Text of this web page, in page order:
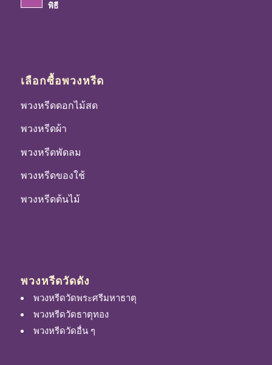
พิธี
เลือกซื้อพวงหรีด
พวงหรีดดอกไม้สด
พวงหรีดผ้า
พวงหรีดพัดลม
พวงหรีดของใช้
พวงหรีดต้นไม้
พวงหรีดวัดดัง
พวงหรีดวัดพระศรีมหาธาตุ
พวงหรีดวัดธาตุทอง
พวงหรีดวัดอื่น ๆ